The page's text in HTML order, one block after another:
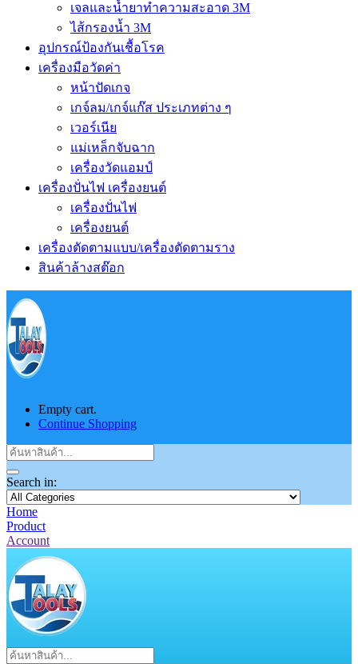
เจลและน้ำยาทำความสะอาด 3M
ไส้กรองน้ำ 3M
อุปกรณ์ป้องกันเชื้อโรค
เครื่องมือวัดค่า
หน้าปัดเกจ
เกจ์ลม/เกจ์แก๊ส ประเภทต่าง ๆ
เวอร์เนีย
แม่เหล็กจับฉาก
เครื่องวัดแอมป์
เครื่องปั่นไฟ เครื่องยนต์
เครื่องปั่นไฟ
เครื่องยนต์
เครื่องตัดตามแบบ/เครื่องตัดตามราง
สินค้าล้างสต๊อก
Empty cart.
Continue Shopping
Search in:
Home
Product
Account